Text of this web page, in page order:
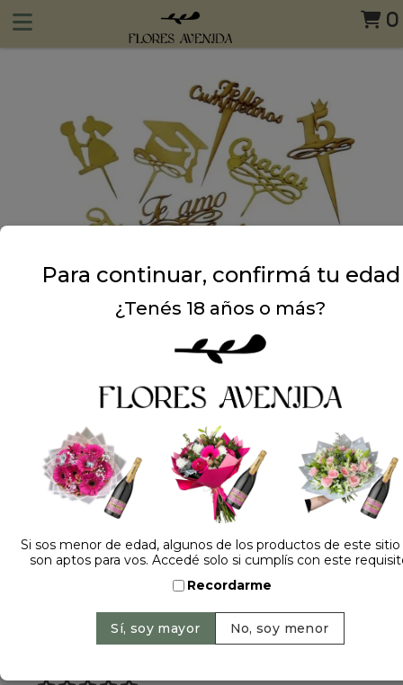
0
Dejá tu opinión
NOMBRE
Para continuar, confirmá tu edad
¿Tenés 18 años o más?
Si sos menor de edad, algunos de los productos de este
son aptos para vos. Accedé solo si cumplís con este
Recordarme